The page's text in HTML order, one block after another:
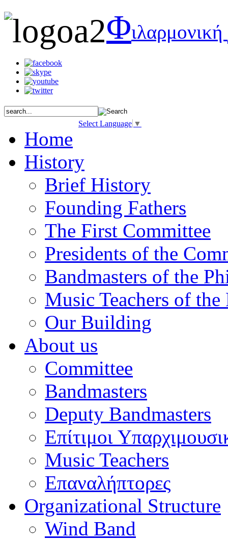
Φιλαρμονική
Select Language ▼
Home
History
Brief History
Founding Fathers
The First Committee
Presidents of the
Bandmasters of the
Music Teachers of
Our Building
About us
Committee
Bandmasters
Deputy Bandmasters
Επίτιμοι
Music Teachers
Επαναλήπτορες
Organizational Structure
Wind Band